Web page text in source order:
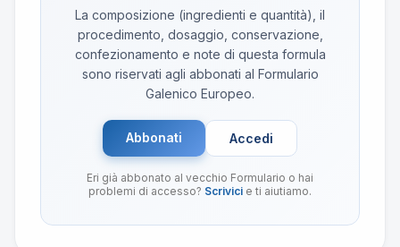
La composizione (ingredienti e quantità), il
procedimento, dosaggio, conservazione,
confezionamento e note di questa formula
sono riservati agli abbonati al Formulario
Galenico Europeo.
Abbonati Accedi
Eri già abbonato al vecchio Formulario o hai
problemi di accesso? Scrivici e ti aiutiamo.